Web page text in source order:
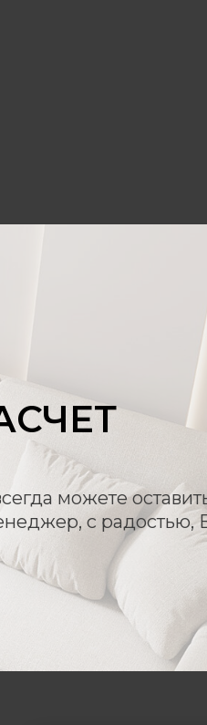
можете
с радостью,